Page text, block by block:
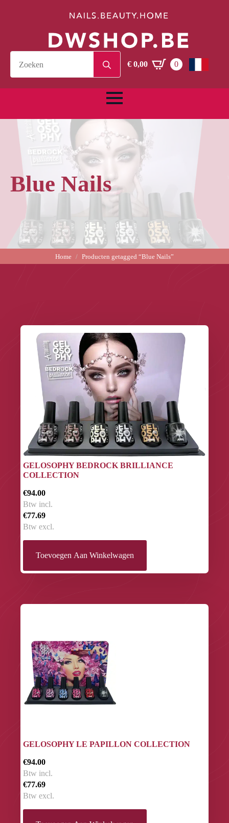
for:€0,00 0
Blue Nails
Home Producten getagged “Blue Nails”
GELOSOPHY BEDROCK BRILLIANCE
COLLECTION
€94.00
Btw incl.
€77.69
Btw excl.
Toevoegen Aan Winkelwagen
GELOSOPHY LE PAPILLON COLLECTION
€94.00
Btw incl.
€77.69
Btw excl.